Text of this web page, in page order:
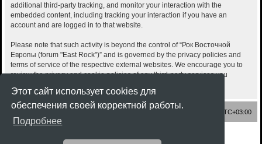
Этот сайт использует cookies для
обеспечения своей корректной работы.
Подробнее
additional third-party tracking, and monitor your interaction with the
embedded content, including tracking your interaction if you have an
account and are logged in to that website.
Please note that such activity is beyond the control of “Рок Восточной
Европы (forum "East Rock")” and is governed by the privacy policies and
terms of service of the respective external websites. We encourage you to
review the privacy and cookie policies of any third-party services you
UTC+03:00